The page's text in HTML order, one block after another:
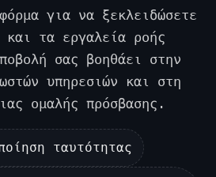
για να ξεκλειδώσετε
και τα εργαλεία ροής
σας βοηθάει στην
υπηρεσιών και στη
ομαλής πρόσβασης.
ταυτότητας